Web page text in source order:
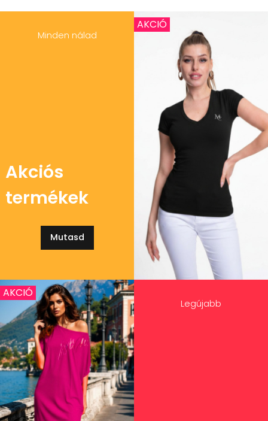
Minden nálad
Akciós
termékek
Mutasd
AKCIÓ
Legújabb
AKCIÓ